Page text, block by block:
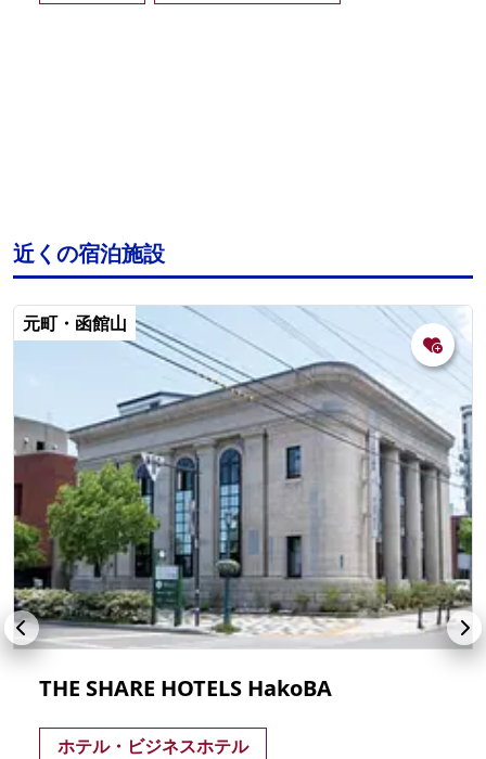
近くの宿泊施設
元町・函館山
THE SHARE HOTELS HakoBA
ホテル・ビジネスホテル